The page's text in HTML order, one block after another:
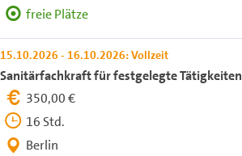
freie Plätze
15.10.2026 - 16.10.2026: Vollzeit
Sanitärfachkraft für festgelegte Tätigkeiten
350,00 €
16 Std.
Berlin